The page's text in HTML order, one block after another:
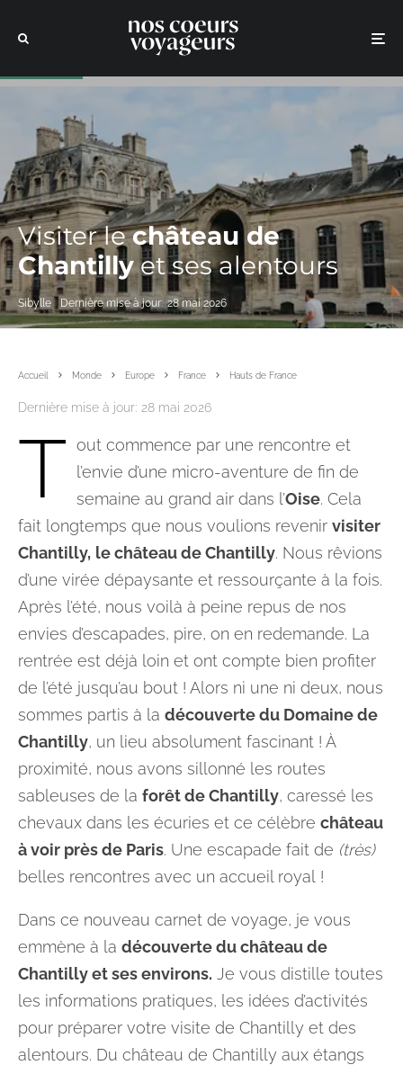
Visiter lechâteau de
Chantillyet ses alentours
Sibylle Dernière mise à jour: 28 mai 2026
Accueil Monde Europe France Hauts de France
Dernière mise à jour: 28 mai 2026
T out commence par une rencontre et
l’envie d’une micro-aventure de fin de
semaine au grand air dans l’Oise. Cela
fait longtemps que nous voulions revenir visiter
Chantilly, le château de Chantilly. Nous rêvions
d’une virée dépaysante et ressourçante à la fois.
Après l’été, nous voilà à peine repus de nos
envies d’escapades, pire, on en redemande. La
rentrée est déjà loin et ont compte bien profiter
de l’été jusqu’au bout ! Alors ni une ni deux, nous
sommes partis à la découverte du Domaine de
Chantilly, un lieu absolument fascinant ! À
proximité, nous avons sillonné les routes
sableuses de la forêt de Chantilly, caressé les
chevaux dans les écuries et ce célèbre château
à voir près de Paris. Une escapade fait de (très)
belles rencontres avec un accueil royal !
Dans ce nouveau carnet de voyage, je vous
emmène à la découverte du château de
Chantilly et ses environs. Je vous distille toutes
les informations pratiques, les idées d’activités
pour préparer votre visite de Chantilly et des
alentours. Du château de Chantilly aux étangs